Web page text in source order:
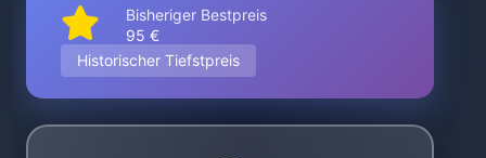
Bisheriger Bestpreis
95 €
Historischer Tiefstpreis